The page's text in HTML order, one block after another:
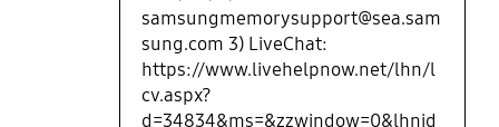
samsungmemorysupport@sea.sam
sung.com 3) LiveChat:
https://www.livehelpnow.net/lhn/l
cv.aspx?
d=34834&ms=&zzwindow=0&lhnid